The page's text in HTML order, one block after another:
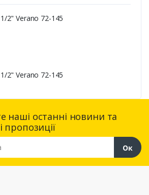
2" Verano 72-145
2" Verano 72-145
наші останні новини та
пропозиції
Ок